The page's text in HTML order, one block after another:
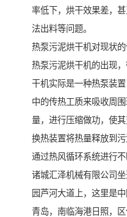
率低下，烘干效果差，
法出料等问题。
热泵污泥烘干机对现状的
热泵污泥烘干机的出现
干机实际是一种热泵装
中的传热工质来吸收周
量，进行压缩做功，使
换热装置将热量释放到
通过热风循环系统进行不
诸城汇泽机械有限公司
园芦河大道上，这里是
青岛，南临海港日照，